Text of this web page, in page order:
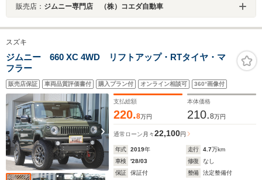
販売店： ジムニー専門店 （株）コエダ自動車
スズキ
ジムニー 660 XC 4WD リフトアップ・RTタイヤ・マ
フラー
販売店保証 車両品質評価書付 購入プラン付 オンライン相談可 360°画像付
支払総額
220.8万円
本体価格
210.8万円
通常ローン 月々22,100円
年式 2019年 走行 4.7万km
車検
'28/03 修復
なし
保証
保証付 整備 法定整備付